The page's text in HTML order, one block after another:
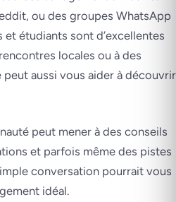
ou des groupes WhatsApp
étudiants sont d’excellentes
locales ou à des
aussi vous aider à découvrir
peut mener à des conseils
et parfois même des pistes
conversation pourrait vous
idéal.